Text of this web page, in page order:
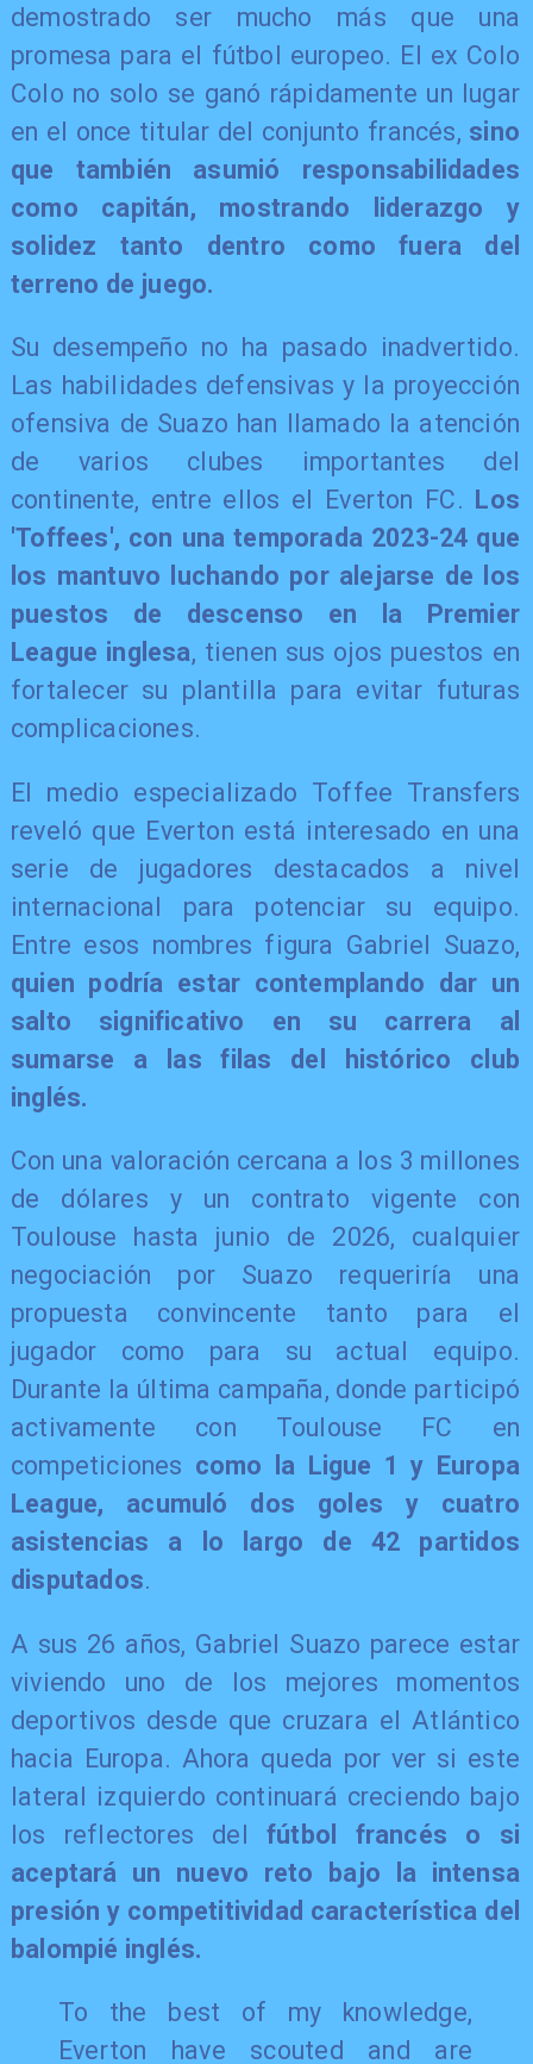
demostrado ser mucho más que una
promesa para el fútbol europeo. El ex Colo
Colo no solo se ganó rápidamente un lugar
en el once titular del conjunto francés, sino
que también asumió responsabilidades
como capitán, mostrando liderazgo y
solidez tanto dentro como fuera del
terreno de juego.
Su desempeño no ha pasado inadvertido.
Las habilidades defensivas y la proyección
ofensiva de Suazo han llamado la atención
de varios clubes importantes del
continente, entre ellos el Everton FC. Los
'Toffees', con una temporada 2023-24 que
los mantuvo luchando por alejarse de los
puestos de descenso en la Premier
League inglesa, tienen sus ojos puestos en
fortalecer su plantilla para evitar futuras
complicaciones.
El medio especializado Toffee Transfers
reveló que Everton está interesado en una
serie de jugadores destacados a nivel
internacional para potenciar su equipo.
Entre esos nombres figura Gabriel Suazo,
quien podría estar contemplando dar un
salto significativo en su carrera al
sumarse a las filas del histórico club
inglés.
Con una valoración cercana a los 3 millones
de dólares y un contrato vigente con
Toulouse hasta junio de 2026, cualquier
negociación por Suazo requeriría una
propuesta convincente tanto para el
jugador como para su actual equipo.
Durante la última campaña, donde participó
activamente con Toulouse FC en
competiciones como la Ligue 1 y Europa
League, acumuló dos goles y cuatro
asistencias a lo largo de 42 partidos
disputados.
A sus 26 años, Gabriel Suazo parece estar
viviendo uno de los mejores momentos
deportivos desde que cruzara el Atlántico
hacia Europa. Ahora queda por ver si este
lateral izquierdo continuará creciendo bajo
los reflectores delfútbol francés o si
aceptará un nuevo reto bajo la intensa
presión y competitividad característica del
balompié inglés.
To the best of my knowledge,
Everton have scouted and are